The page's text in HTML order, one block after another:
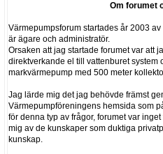
Om forumet
Värmepumpsforum startades år 2003
är ägare och administratör.
Orsaken att jag startade forumet var att
direktverkande el till vattenburet system
markvärmepump med 500 meter
Jag lärde mig det jag behövde främst
Värmepumpföreningens hemsida som
för denna typ av frågor, forumet var
mig av de kunskaper som duktiga
kunskap.